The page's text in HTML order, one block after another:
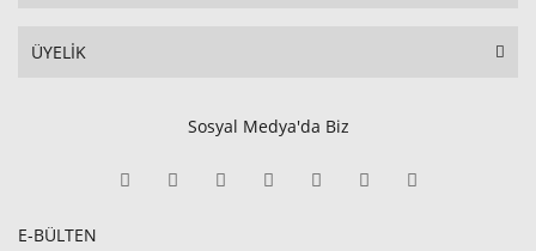
ÜYELİK
Sosyal Medya'da Biz
E-BÜLTEN